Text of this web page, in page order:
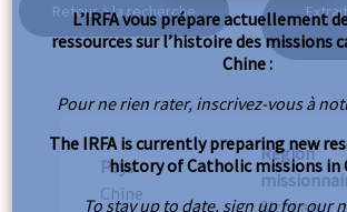
Retour à la recherche
Pays
Chine
Région
Sichuan
L’IRFA vous prépare actuellement
ressources sur l’histoire des missions
Chine :
Pour ne rien rater, inscrivez-vous à
The IRFA is currently preparing new
history of Catholic missions in
To stay up to date, sign up for our